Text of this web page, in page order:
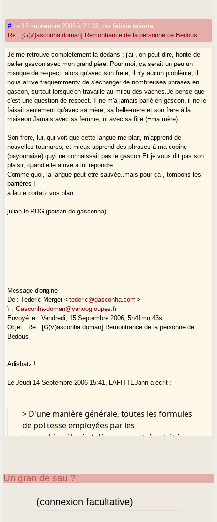
béarnais...
Il faut donc probablement louvoyer pour créer une situation où les
réticences
de la personne gasconophone sont levées...
Collectivement, et pour que ce genre de difficultés n'existe plus, c'est
politique PUISSANTE de valorisation de la langue qui doit être menée.
Il n'y a rien à attendre de l'Etat français de ce côté.
La région Aquitaine commence à comprendre l'intérêt de la chose, mais
elle a
très peu de compétences et de moyens pour agir.
Donc, la clé du problème est une décentralisation plus poussée qui
donne des
compétences vastes aux régions en matière de télévision, radio,
enseignement,
signalisation routière...
Concrètement, ça veut dire par exemple que les radios locales du genre
France
bleu Gascogne, Pau-Béarn etc. passent sous le contrôle de la Région.
Ca veut dire aussi que les régions acquièrent une compétence sur les
programmes scolaires... Dans notre France bloquée, il s'agirait
# Le 15 septembre 2006 à 21:33 parfelicie tations
Re : [G(V)asconha doman] Remontrance de la personne de Bedous
Je me retrouve complétement la-dedans : j'ai , on peut dire, honte de
parler gascon avec mon grand père. Pour moi, ça serait un peu un
manque de respect, alors qu'avec son frere, il n'y aucun problème, il
nous arrive frequemmentv de s'échanger de nombreuses phrases en
gascon, surtout lorsque'on travaille au mileu des vaches.Je pense que
c'est une question de respect. Il ne m'a jamais parlé en gascon, il ne le
faisait seulement qu'avec sa mère, sa belle-mere et son frere à la
maiseon.Jamais avec sa femme, ni avec sa fille (=ma mère).
Son frere, lui, qui voit que cette langue me plait, m'apprend de
nouvelles tournures, et mieux apprend des phrases à ma copine
(bayonnaise) quyi ne connaissait pas le gascon.Et je vous dit pas son
plaisir, quand elle arrive à lui répondre.
Comme quoi, la langue peut etre sauvée..mais pour ça , tombons les
barrières !
a leu e portatz vos plan
julian lo PDG (paisan de gasconha)
Message d'origine ----
De : Tederic Merger < tederic@gasconha.com >
ì : Gasconha-doman@yahoogroupes.fr
Envoyé le : Vendredi, 15 Septembre 2006, 5h41mn 43s
Objet : Re : [G(V)asconha doman] Remontrance de la personne de
Bedous
Adishatz !
Le Jeudi 14 Septembre 2006 15:41, LAFITTEJann a écrit :
> D'une manière générale, toutes les formules
de politesse employées par les
> gens bien élevés (plân ensegnats) ont été
qu'on ne saurait ignorer.
> Quelqu'un du stage de béarnais de Bedous,
vers 1984, avait répondu "o" à
> une pesonne du village d'un certain âge : il
Un gran de sau ?
(connexion facultative)